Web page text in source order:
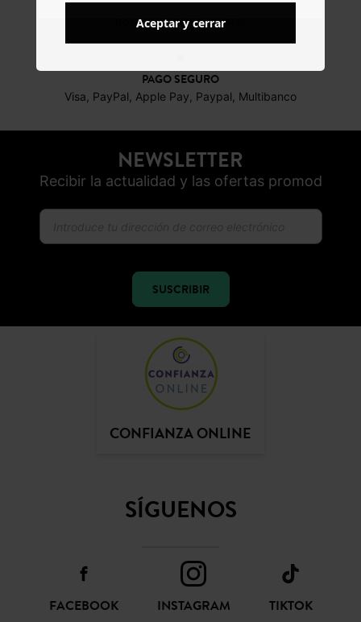
DEVOLUCIONES
posibles durante 30 días
PAGO SEGURO
Visa, PayPal, Apple Pay, Paypal, Multibanco
NEWSLETTER
Recibir la actualidad y las ofertas promod
SUSCRIBIR
CONFIANZA ONLINE
SÍGUENOS
FACEBOOK INSTAGRAM TIKTOK
Aceptar y cerrar